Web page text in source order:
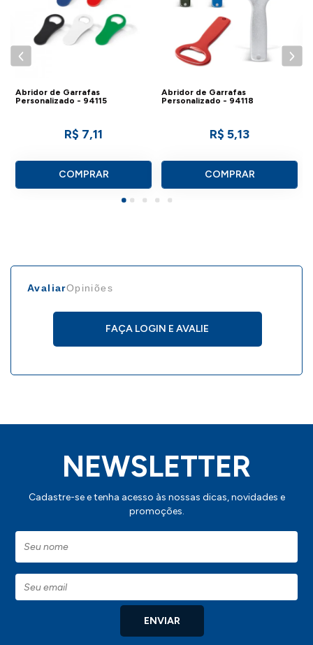
Abridor de Garrafas
Personalizado - 94115
R$ 7,11
COMPRAR
Abridor de Garrafas
Personalizado - 94118
R$ 5,13
COMPRAR
AvaliarOpiniões
FAÇA LOGIN E AVALIE
NEWSLETTER
Cadastre-se e tenha acesso às nossas dicas, novidades e
promoções.
ENVIAR